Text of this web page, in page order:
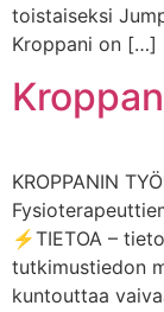
toistaiseksi
Kroppani on […]
KROPPANIN
⚡TIETOA –
tutkimustiedon
kuntouttaa